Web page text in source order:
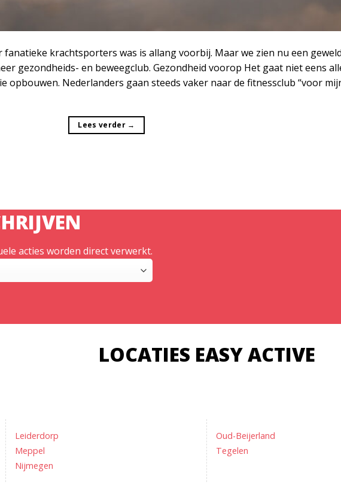
krachtsporters was is allang voorbij. Maar we zien nu een
gezondheids- en beweegclub. Gezondheid voorop Het gaat niet eens
opbouwen. Nederlanders gaan steeds vaker naar de fitnessclub “voor
Lees verder →
acties worden direct verwerkt.
LOCATIES EASY ACTIVE
Leiderdorp
Meppel
Nijmegen
Oud-Beijerland
Tegelen